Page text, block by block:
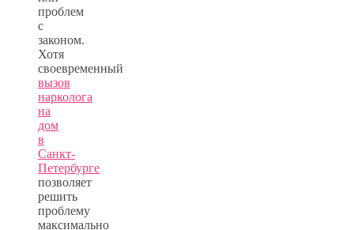
проблем
с
законом.
Хотя
своевременный
вызов
нарколога
на
дом
в
Санкт-
Петербурге
позволяет
решить
проблему
максимально